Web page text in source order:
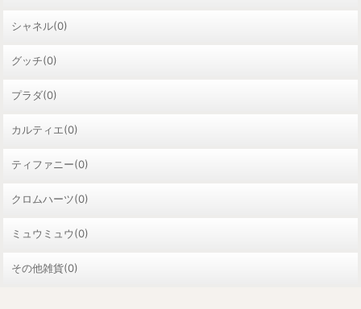
シャネル(0)
グッチ(0)
プラダ(0)
カルティエ(0)
ティファニー(0)
クロムハーツ(0)
ミュウミュウ(0)
その他雑貨(0)